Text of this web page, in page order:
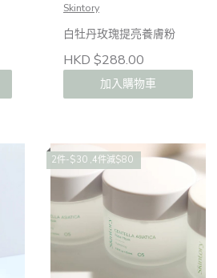
Skintory
白牡丹玫瑰提亮養膚粉
HKD $288.00
加入購物車
2件-$30 ,4件減$80